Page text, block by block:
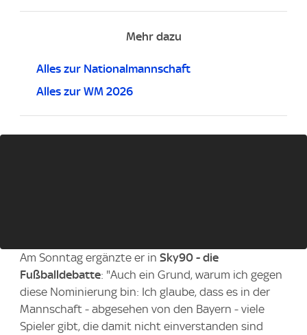
Mehr dazu
Alles zur Nationalmannschaft
Alles zur WM 2026
Am Sonntag ergänzte er in Sky90 - die
Fußballdebatte: "Auch ein Grund, warum ich gegen
diese Nominierung bin: Ich glaube, dass es in der
Mannschaft - abgesehen von den Bayern - viele
Spieler gibt, die damit nicht einverstanden sind